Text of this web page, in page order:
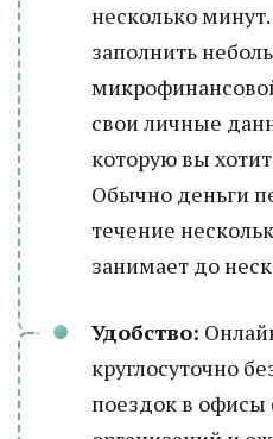
несколько
заполнить
свои личные
которую вы
Обычно деньги
течение
занимает до
Удобство:
круглосуточно
поездок в